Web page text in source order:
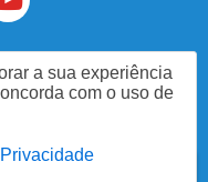
a sua experiência
com o uso de